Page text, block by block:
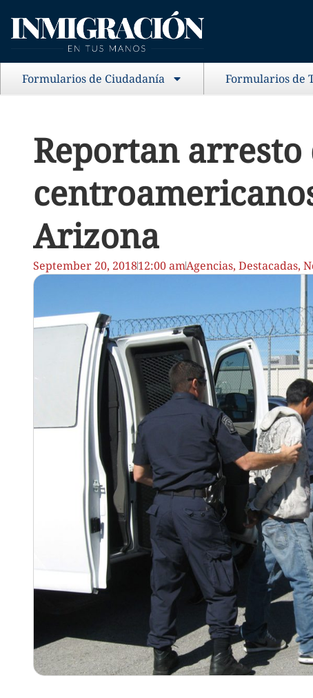
Formularios de Ciudadanía Formularios de
Reportan arresto
Arizona
September 20, 201812:00 amAgencias, Destacadas,